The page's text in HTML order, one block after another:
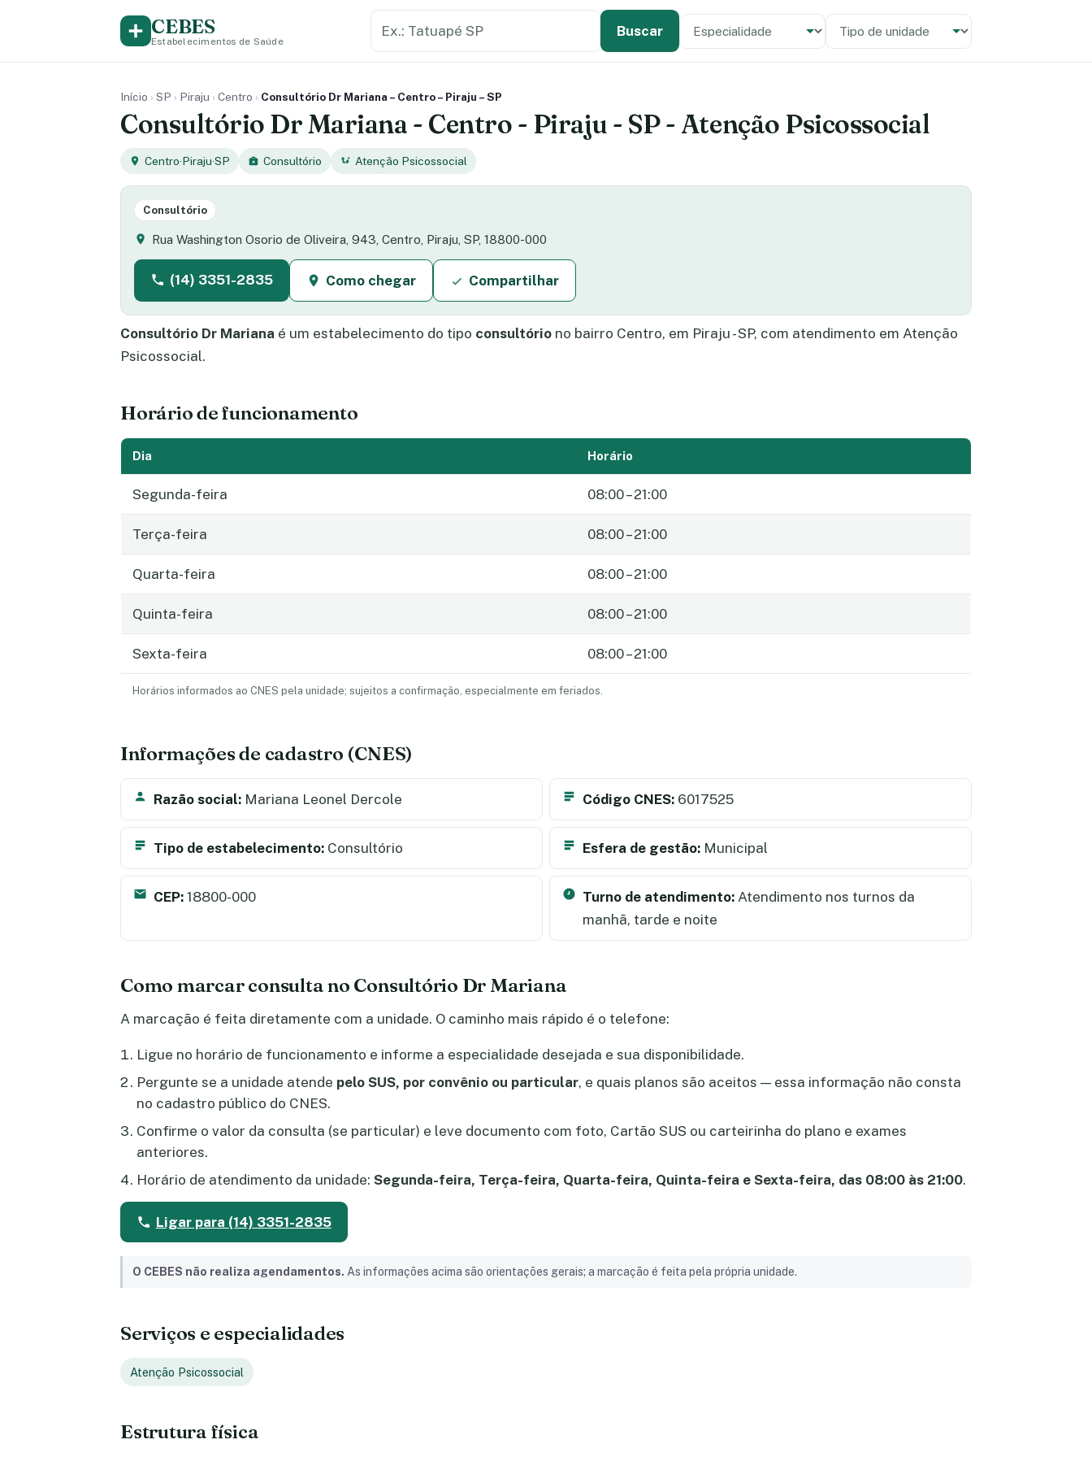
CEBES
Estabelecimentos de Saúde
Buscar Especialidade
Tipo de unidade
Início › SP › Piraju › Centro › Consultório Dr Mariana – Centro – Piraju – SP
Consultório Dr Mariana - Centro - Piraju - SP - Atenção Psicossocial
Centro·Piraju·SP Consultório Atenção Psicossocial
Consultório
Rua Washington Osorio de Oliveira, 943, Centro, Piraju, SP, 18800-000
(14) 3351-2835 Como chegar Compartilhar
Consultório Dr Mariana é um estabelecimento do tipo consultório no bairro Centro, em Piraju - SP, com atendimento em Atenção
Psicossocial.
Horário de funcionamento
Dia Horário
Segunda-feira 08:00 – 21:00
Terça-feira 08:00 – 21:00
Quarta-feira 08:00 – 21:00
Quinta-feira 08:00 – 21:00
Sexta-feira 08:00 – 21:00
Horários informados ao CNES pela unidade; sujeitos a confirmação, especialmente em feriados.
Informações de cadastro (CNES)
Razão social: Mariana Leonel Dercole Código CNES: 6017525
Tipo de estabelecimento: Consultório Esfera de gestão: Municipal
CEP: 18800-000 Turno de atendimento: Atendimento nos turnos da
manhã, tarde e noite
Como marcar consulta no Consultório Dr Mariana
A marcação é feita diretamente com a unidade. O caminho mais rápido é o telefone:
Ligue no horário de funcionamento e informe a especialidade desejada e sua disponibilidade.
Pergunte se a unidade atende pelo SUS, por convênio ou particular, e quais planos são aceitos — essa informação não consta
no cadastro público do CNES.
Confirme o valor da consulta (se particular) e leve documento com foto, Cartão SUS ou carteirinha do plano e exames
anteriores.
Horário de atendimento da unidade: Segunda-feira, Terça-feira, Quarta-feira, Quinta-feira e Sexta-feira, das 08:00 às 21:00.
Ligar para (14) 3351-2835
O CEBES não realiza agendamentos. As informações acima são orientações gerais; a marcação é feita pela própria unidade.
Serviços e especialidades
Atenção Psicossocial
Estrutura física